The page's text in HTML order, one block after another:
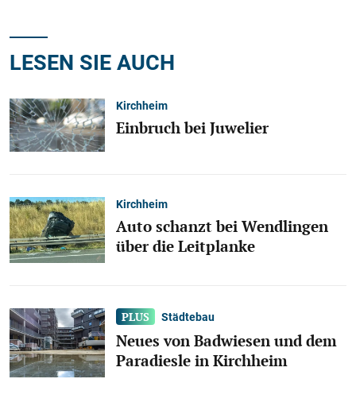
LESEN SIE AUCH
Kirchheim
Einbruch bei Juwelier
Kirchheim
Auto schanzt bei Wendlingen
über die Leitplanke
Städtebau
Neues von Badwiesen und dem
Paradiesle in Kirchheim